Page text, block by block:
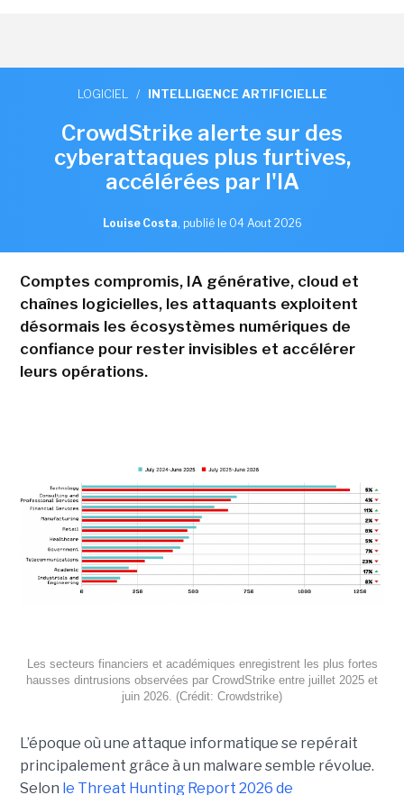
LOGICIEL / INTELLIGENCE ARTIFICIELLE
CrowdStrike alerte sur des
cyberattaques plus furtives,
accélérées par l'IA
Louise Costa, publié le 04 Aout 2026
Comptes compromis, IA générative, cloud et
chaînes logicielles, les attaquants exploitent
désormais les écosystèmes numériques de
confiance pour rester invisibles et accélérer
leurs opérations.
Les secteurs financiers et académiques enregistrent les plus fortes
hausses dintrusions observées par CrowdStrike entre juillet 2025 et
juin 2026. (Crédit: Crowdstrike)
L’époque où une attaque informatique se repérait
principalement grâce à un malware semble révolue.
Selon le Threat Hunting Report 2026 de